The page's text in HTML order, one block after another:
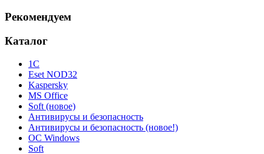
Рекомендуем
Каталог
1С
Eset NOD32
Kaspersky
MS Office
Soft (новое)
Антивирусы и безопасность
Антивирусы и безопасность (новое!)
ОС Windows
Soft